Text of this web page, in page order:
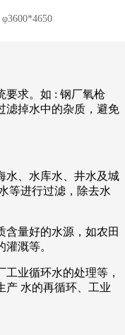
φ3600*4650
要求。如 : 钢厂氧枪
滤掉水中的杂质，避免
水、水库水、井水及城
等进行过滤，除去水
含量好的水源，如农田
溉等。
业循环水的处理等，
产 水的再循环、工业